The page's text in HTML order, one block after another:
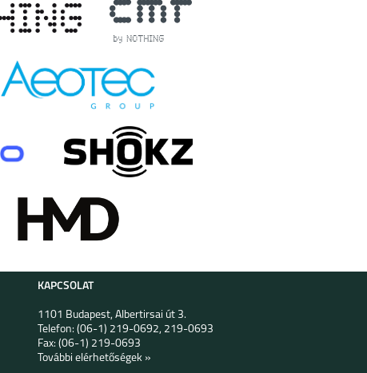
KAPCSOLAT
1101 Budapest, Albertirsai út 3.
Telefon: (06-1) 219-0692, 219-0693
Fax: (06-1) 219-0693
További elérhetőségek »